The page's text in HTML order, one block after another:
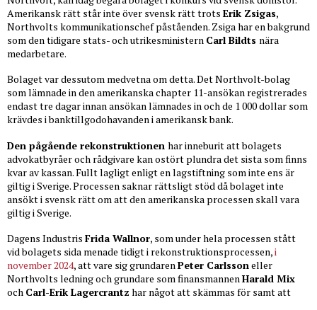
Amerikansk rätt står inte över svensk rätt trots Erik Zsigas,
Northvolts kommunikationschef påståenden. Zsiga har en bakgrund
som den tidigare stats- och utrikesministern Carl Bildts nära
medarbetare.
Bolaget var dessutom medvetna om detta. Det Northvolt-bolag
som lämnade in den amerikanska chapter 11-ansökan registrerades
endast tre dagar innan ansökan lämnades in och de 1 000 dollar som
krävdes i banktillgodohavanden i amerikansk bank.
Den pågående rekonstruktionen har inneburit att bolagets
advokatbyråer och rådgivare kan ostört plundra det sista som finns
kvar av kassan. Fullt lagligt enligt en lagstiftning som inte ens är
giltig i Sverige. Processen saknar rättsligt stöd då bolaget inte
ansökt i svensk rätt om att den amerikanska processen skall vara
giltig i Sverige.
Dagens Industris Frida Wallnor, som under hela processen stått
vid bolagets sida menade tidigt i rekonstruktionsprocessen,i
november 2024, att vare sig grundarenPeter Carlssoneller
Northvolts ledning och grundare som finansmannenHarald Mix
och Carl-Erik Lagercrantz har något att skämmas för samt att